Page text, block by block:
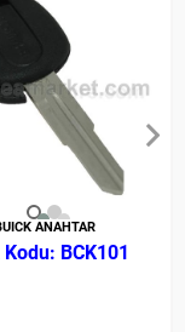
ANAHTAR
BCK101